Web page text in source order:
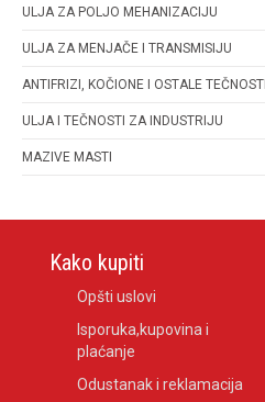
ULJA ZA POLJO MEHANIZACIJU
ULJA ZA MENJAČE I TRANSMISIJU
ANTIFRIZI, KOČIONE I OSTALE TEČNOSTI
ULJA I TEČNOSTI ZA INDUSTRIJU
MAZIVE MASTI
Kako kupiti
Opšti uslovi
Isporuka,kupovina i
plaćanje
Odustanak i reklamacija